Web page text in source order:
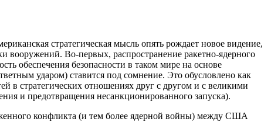
стратегическая мысль опять рождает новое видение,
Во-первых, распространение ракетно-ядерного
обеспечения безопасности в таком мире на основе
ударом) ставится под сомнение. Это обусловлено как
в стратегических отношениях друг с другом и с великими
и предотвращения несанкционированного запуска).
конфликта (и тем более ядерной войны) между США